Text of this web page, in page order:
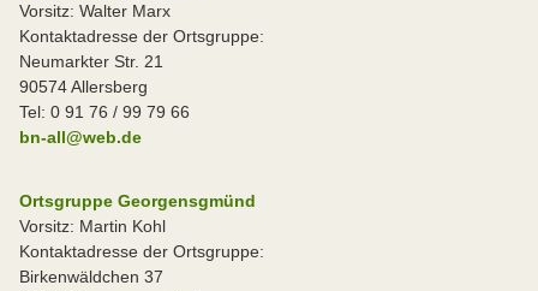
Vorsitz: Walter Marx
Kontaktadresse der Ortsgruppe:
Neumarkter Str. 21
90574 Allersberg
Tel: 0 91 76 / 99 79 66
bn-all@web.de
Ortsgruppe Georgensgmünd
Vorsitz: Martin Kohl
Kontaktadresse der Ortsgruppe:
Birkenwäldchen 37